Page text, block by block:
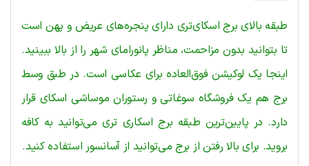
طبقه بالای برج اسکای‌تری دارای پنجره‌های عریض و پهن است
تا بتوانید بدون مزاحمت، مناظر پانورامای شهر را از بالا ببینید.
اینجا یک لوکیشن فوق‌العاده برای عکاسی است. در طبق وسط
برج هم یک فروشگاه سوغاتی و رستوران موساشی اسکای قرار
دارد. در پایین‌ترین طبقه برج اسکاری تری می‌توانید به کافه
بروید. برای بالا رفتن از برج می‌توانید از آسانسور استفاده کنید.